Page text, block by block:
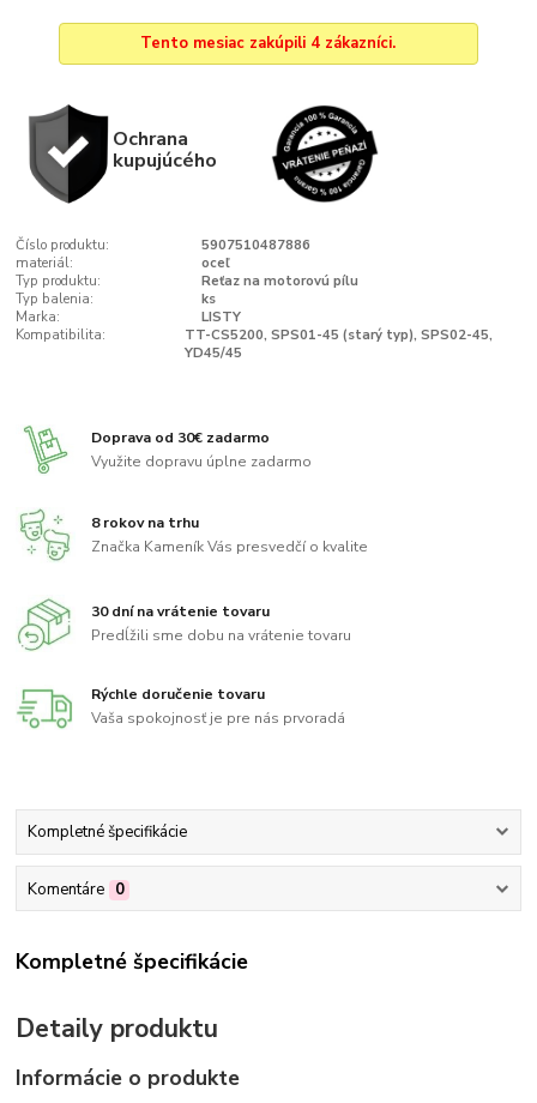
Tento mesiac zakúpili 4 zákazníci.
Ochrana
kupujúcého
Číslo produktu:
5907510487886
materiál:
oceľ
Typ produktu:
Reťaz na motorovú pílu
Typ balenia:
ks
Marka:
LISTY
Kompatibilita:
TT-CS5200, SPS01-45 (starý typ), SPS02-45,
YD45/45
Doprava od 30€ zadarmo
Využite dopravu úplne zadarmo
8 rokov na trhu
Značka Kameník Vás presvedčí o kvalite
30 dní na vrátenie tovaru
Predĺžili sme dobu na vrátenie tovaru
Rýchle doručenie tovaru
Vaša spokojnosť je pre nás prvoradá
Kompletné špecifikácie
Komentáre 0
Kompletné špecifikácie
Detaily produktu
Informácie o produkte